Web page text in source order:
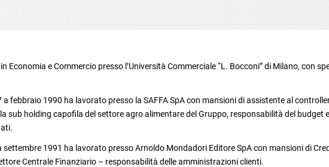
Economia e Commercio presso l’Università Commerciale “L. Bocconi” di Milano, con
a febbraio 1990 ha lavorato presso la SAFFA SpA con mansioni di assistente al
sub holding capofila del settore agro alimentare del Gruppo, responsabilità del budget
settembre 1991 ha lavorato presso Arnoldo Mondadori Editore SpA con mansioni di
Centrale Finanziario – responsabilità delle amministrazioni clienti.